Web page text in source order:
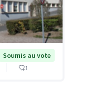
Soumis au vote
1